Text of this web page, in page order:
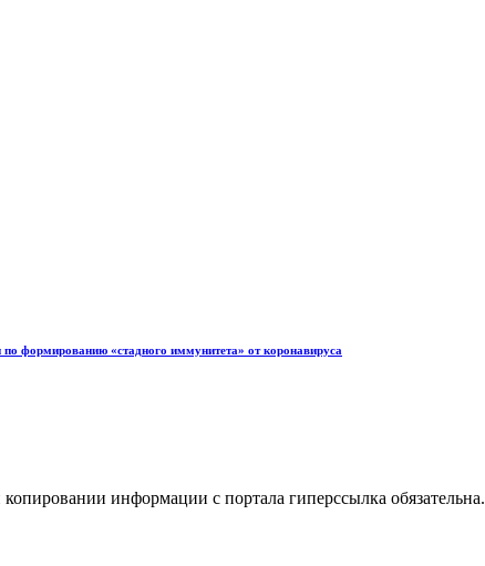
формированию «стадного иммунитета» от коронавируса
информации с портала гиперссылка обязательна.